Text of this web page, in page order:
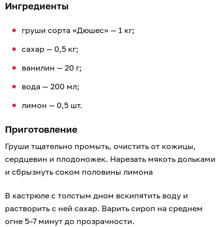
Ингредиенты
груши сорта «Дюшес» — 1 кг;
сахар — 0,5 кг;
ванилин — 20 г;
вода — 200 мл;
лимон — 0,5 шт.
Приготовление
Груши тщательно промыть, очистить от кожицы,
сердцевин и плодоножек. Нарезать мякоть дольками
и сбрызнуть соком половины лимона
В кастрюле с толстым дном вскипятить воду и
растворить с ней сахар. Варить сироп на среднем
огне 5–7 минут до прозрачности.